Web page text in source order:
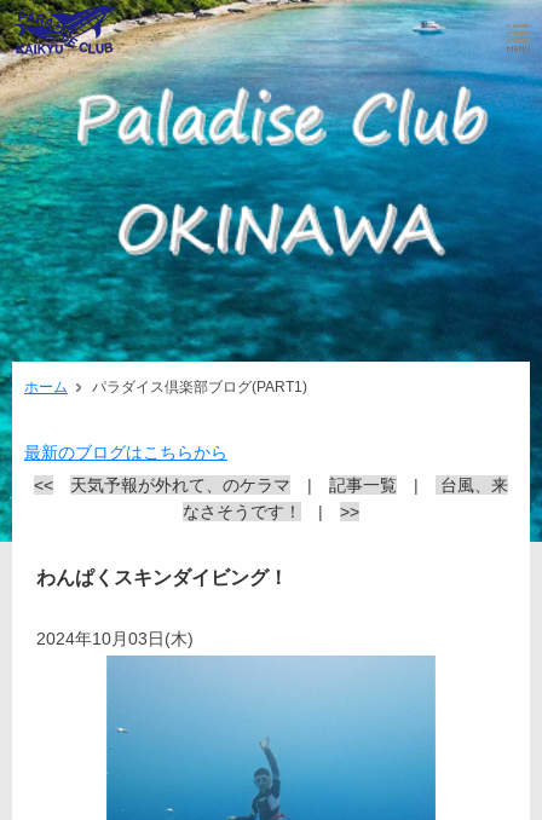
ホーム パラダイス倶楽部ブログ(PART1)
最新のブログはこちらから
<<
天気予報が外れて、のケラマ | 記事一覧 |
台風、来
なさそうです！
| >>
わんぱくスキンダイビング！
2024年10月03日(木)